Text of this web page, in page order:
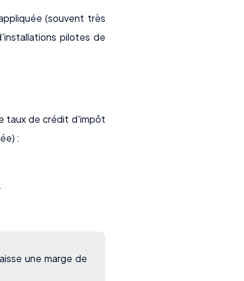
(souvent très
pilotes de
taux de crédit d'impôt
:
une marge de